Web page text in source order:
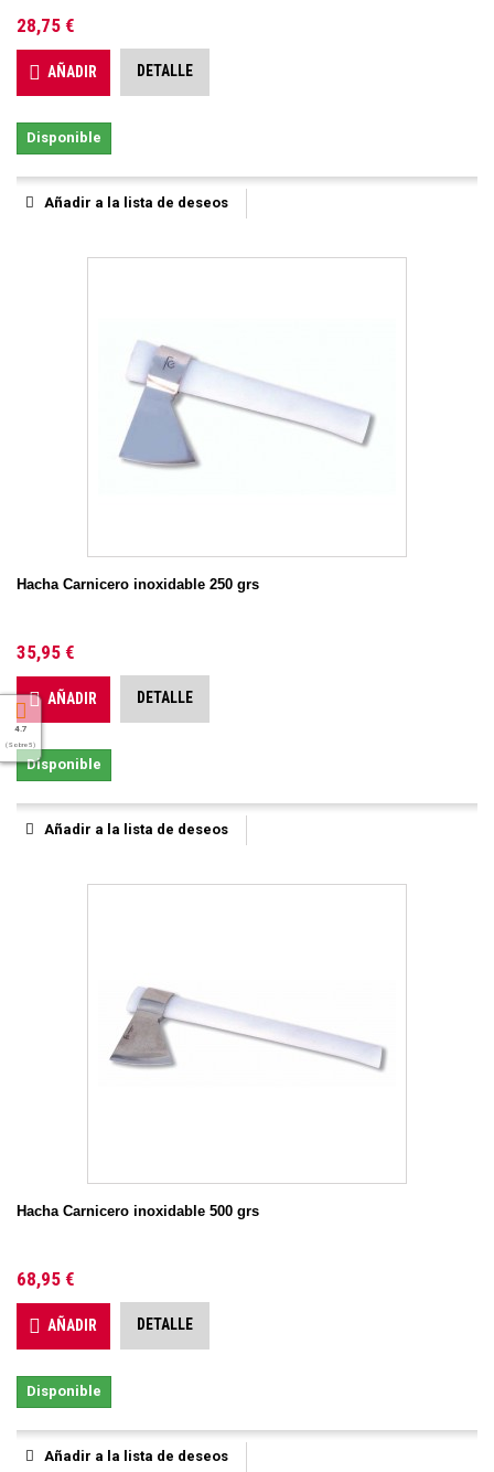
28,75 €
AÑADIR DETALLE
Disponible
Añadir a la lista de deseos
Hacha Carnicero inoxidable 250 grs
35,95 €
AÑADIR DETALLE
Disponible
Añadir a la lista de deseos
Hacha Carnicero inoxidable 500 grs
68,95 €
AÑADIR DETALLE
Disponible
Añadir a la lista de deseos
4.7
( Sobre 5 )